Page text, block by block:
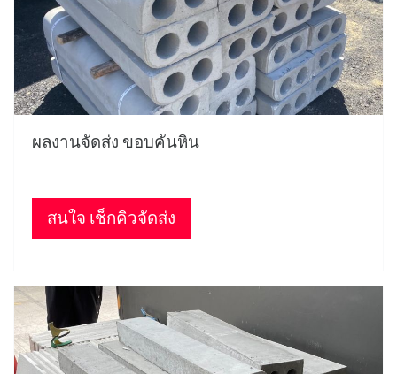
ผลงานจัดส่ง ขอบคันหิน
สนใจ เช็กคิวจัดส่ง